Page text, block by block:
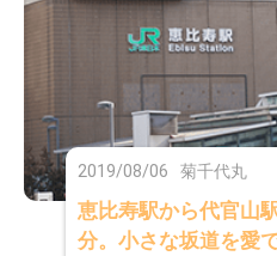
2019/08/06 菊千代丸
恵比寿駅から代官山
分。小さな坂道を愛